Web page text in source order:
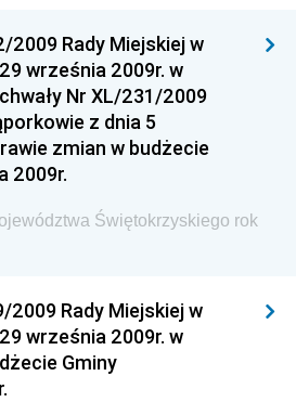
Ministra Sportu
Funduszy i Polityki
Aktywów Państwowych
Ministra Zdrowia
Środowiska i Głównego
Ministerstwa Kultury, Dziedzictwa
Finansów, Funduszy i
2009 Rady Miejskiej w
września 2009r. w
Nr XL/231/2009
z dnia 5
zmian w budżecie
2009r.
Świętokrzyskiego rok
2009 Rady Miejskiej w
września 2009r. w
Gminy